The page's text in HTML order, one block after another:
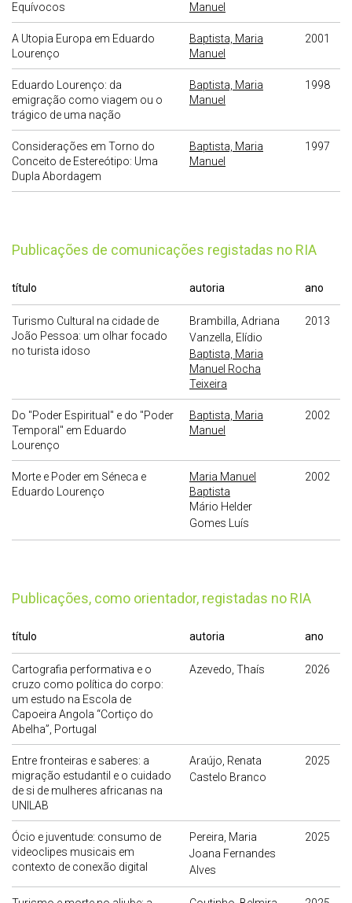
Equívocos
Manuel
A Utopia Europa em Eduardo
Lourenço
Baptista, Maria
Manuel
2001
Eduardo Lourenço: da
emigração como viagem ou o
trágico de uma nação
Baptista, Maria
Manuel
1998
Considerações em Torno do
Conceito de Estereótipo: Uma
Dupla Abordagem
Baptista, Maria
Manuel
1997
publicações de comunicações registadas no RIA
título autoria ano
Turismo Cultural na cidade de
João Pessoa: um olhar focado
no turista idoso
Brambilla, Adriana
Vanzella, Elídio
Baptista, Maria
Manuel Rocha
Teixeira
2013
Do "Poder Espiritual" e do "Poder
Temporal" em Eduardo
Lourenço
Baptista, Maria
Manuel
2002
Morte e Poder em Séneca e
Eduardo Lourenço
Maria Manuel
Baptista
Mário Helder
Gomes Luís
2002
publicações, como orientador, registadas no RIA
título autoria ano
Cartografia performativa e o
cruzo como política do corpo:
um estudo na Escola de
Capoeira Angola “Cortiço do
Abelha”, Portugal
Azevedo, Thaís 2026
Entre fronteiras e saberes: a
migração estudantil e o cuidado
de si de mulheres africanas na
UNILAB
Araújo, Renata
Castelo Branco
2025
Ócio e juventude: consumo de
videoclipes musicais em
contexto de conexão digital
Pereira, Maria
Joana Fernandes
Alves
2025